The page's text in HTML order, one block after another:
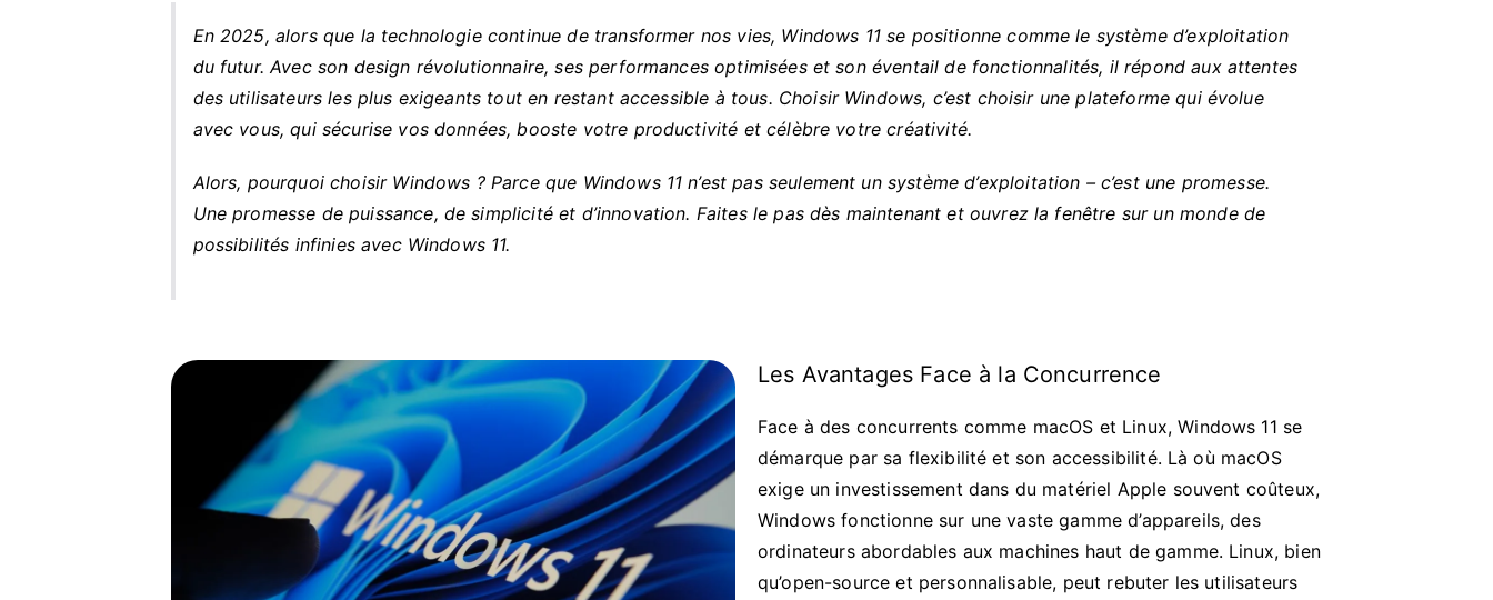
En 2025, alors que la technologie continue de transformer nos vies, Windows 11 se positionne comme le système d’exploitation
du futur. Avec son design révolutionnaire, ses performances optimisées et son éventail de fonctionnalités, il répond aux attentes
des utilisateurs les plus exigeants tout en restant accessible à tous. Choisir Windows, c’est choisir une plateforme qui évolue
avec vous, qui sécurise vos données, booste votre productivité et célèbre votre créativité.
Alors, pourquoi choisir Windows ? Parce que Windows 11 n’est pas seulement un système d’exploitation – c’est une promesse.
Une promesse de puissance, de simplicité et d’innovation. Faites le pas dès maintenant et ouvrez la fenêtre sur un monde de
possibilités infinies avec Windows 11.
Les Avantages Face à la Concurrence
Face à des concurrents comme macOS et Linux, Windows 11 se
démarque par sa flexibilité et son accessibilité. Là où macOS
exige un investissement dans du matériel Apple souvent coûteux,
Windows fonctionne sur une vaste gamme d’appareils, des
ordinateurs abordables aux machines haut de gamme. Linux, bien
qu’open-source et personnalisable, peut rebuter les utilisateurs